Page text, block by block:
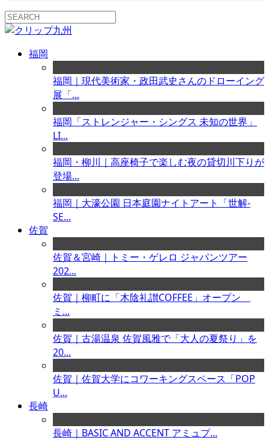
福岡
福岡｜現代美術家・政田武史さんのドローイング
展「...
福岡「ストレンジャー・シングス 未知の世界」
LI...
福岡・柳川｜高座椅子で楽しむ夜の貸切川下りが
登場...
福岡｜大濠公園 日本庭園ナイトアート「世解-
SE...
佐賀
佐賀＆宮崎｜トミー・ゲレロ ジャパンツアー
202...
佐賀｜柳町に「木陰礼讃COFFEE」オープン
ミ...
佐賀｜古湯温泉 佐賀風雅で「大人の夏祭り」を
20...
佐賀｜佐賀大学にコワーキングスペース「POP
U...
長崎
長崎｜BASIC AND ACCENT アミュプ...